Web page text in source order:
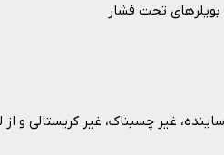
تحت فشار
غیر چسبناک، غیر کریستالی و